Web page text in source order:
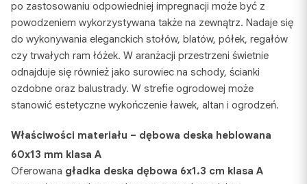
po zastosowaniu odpowiedniej impregnacji może być z
powodzeniem wykorzystywana także na zewnątrz. Nadaje się
do wykonywania eleganckich stołów, blatów, półek, regałów
czy trwałych ram łóżek. W aranżacji przestrzeni świetnie
odnajduje się również jako surowiec na schody, ścianki
ozdobne oraz balustrady. W strefie ogrodowej może
stanowić estetyczne wykończenie ławek, altan i ogrodzeń.
Właściwości materiału – dębowa deska heblowana
60x13 mm klasa A
Oferowana gładka deska dębowa 6x1.3 cm klasa A